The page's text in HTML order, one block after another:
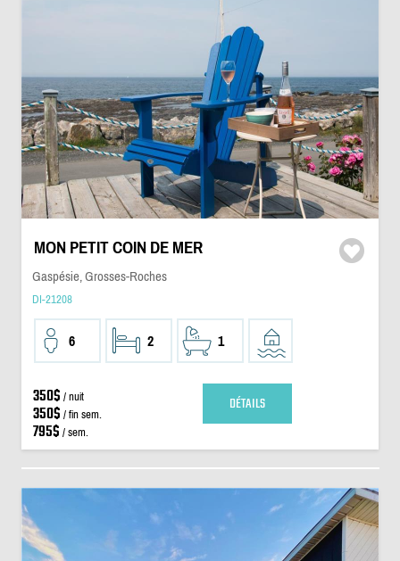
MON PETIT COIN DE MER
Gaspésie, Grosses-Roches
DI-21208
6 2 1
350$ / nuit
350$ / fin sem.
795$ / sem.
DÉTAILS